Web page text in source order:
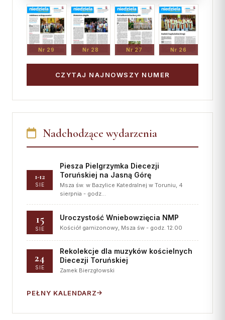
Nr 29 Nr 28 Nr 27 Nr 26
CZYTAJ NAJNOWSZY NUMER
Nadchodzące wydarzenia
1-12
SIE
Piesza Pielgrzymka Diecezji
Toruńskiej na Jasną Górę
Msza św. w Bazylice Katedralnej w Toruniu, 4
sierpnia - godz…
15
SIE
Uroczystość Wniebowzięcia NMP
Kościół garnizonowy, Msza św - godz. 12.00
24
SIE
Rekolekcje dla muzyków kościelnych
Diecezji Toruńskiej
Zamek Bierzgłowski
PEŁNY KALENDARZ